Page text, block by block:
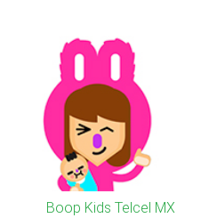
Boop Kids Telcel MX